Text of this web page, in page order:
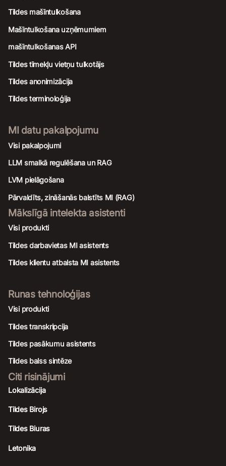
Tildes mašīntulkošana
Mašīntulkošana uzņēmumiem
mašīntulkošanas API
Tildes tīmekļu vietņu tulkotājs
Tildes anonimizācija
Tildes terminoloģija
MI datu pakalpojumu
Visi pakalpojumi
LLM smalkā regulēšana un RAG
LVM pielāgošana
Pārvaldīts, zināšanās balstīts MI (RAG)
Mākslīgā intelekta asistenti
Visi produkti
Tildes darbavietas MI asistents
Tildes klientu atbalsta MI asistents
Runas tehnoloģijas
Visi produkti
Tildes transkripcija
Tildes pasākumu asistents
Tildes balss sintēze
Citi risinājumi
Lokalizācija
Tildes Birojs
Tildes Biuras
Letonika